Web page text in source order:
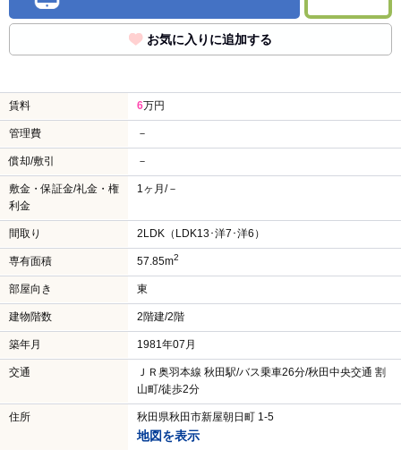
お気に入りに追加する
賃料 6万円
管理費 －
償却/敷引 －
敷金・保証金/礼金・権
利金
1ヶ月/－
間取り 2LDK（LDK13･洋7･洋6）
専有面積 57.85m2
部屋向き 東
建物階数 2階建/2階
築年月 1981年07月
交通
ＪＲ奥羽本線 秋田駅/バス乗車26分/秋田中央交通 割
山町/徒歩2分
住所 秋田県秋田市新屋朝日町 1-5
地図を表示